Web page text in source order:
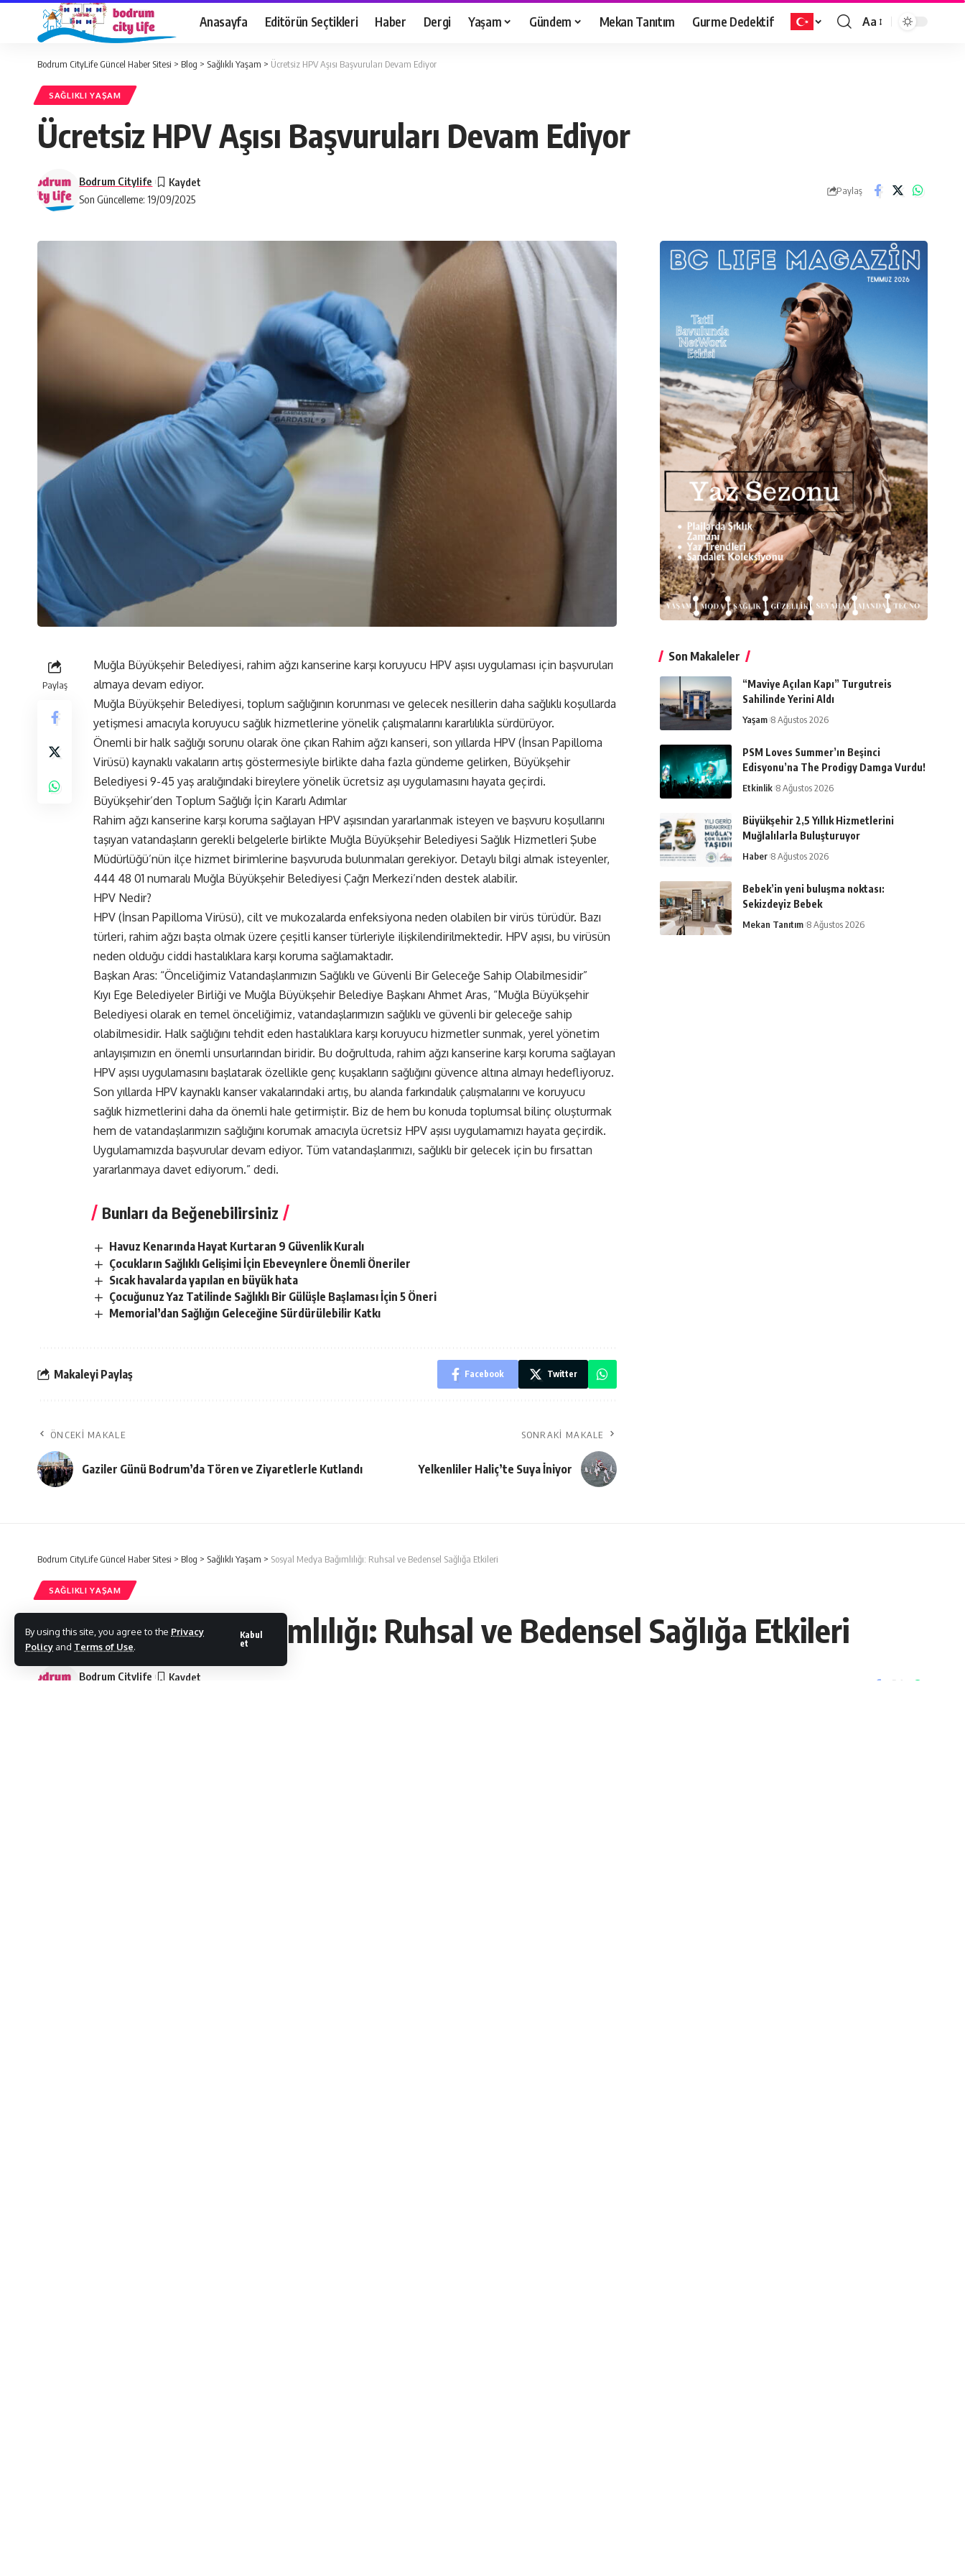
By using this site, you agree to the Privacy
Policy and Terms of Use.
Kabul
et
Anasayfa Editörün Seçtikleri Haber Dergi Yaşam Gündem Mekan Tanıtım Gurme Dedektif Aa
Bodrum CityLife Güncel Haber Sitesi > Blog > Sağlıklı Yaşam > Ücretsiz HPV Aşısı Başvuruları Devam Ediyor
SAĞLIKLI YAŞAM
Ücretsiz HPV Aşısı Başvuruları Devam Ediyor
Son Güncelleme: 19/09/2025
Bodrum Citylife
Paylaş
Paylaş
Muğla Büyükşehir Belediyesi, rahim ağzı kanserine karşı koruyucu HPV aşısı uygulaması için başvuruları
almaya devam ediyor.
Muğla Büyükşehir Belediyesi, toplum sağlığının korunması ve gelecek nesillerin daha sağlıklı koşullarda
yetişmesi amacıyla koruyucu sağlık hizmetlerine yönelik çalışmalarını kararlılıkla sürdürüyor.
Önemli bir halk sağlığı sorunu olarak öne çıkan Rahim ağzı kanseri, son yıllarda HPV (İnsan Papilloma
Virüsü) kaynaklı vakaların artış göstermesiyle birlikte daha fazla gündeme gelirken, Büyükşehir
Belediyesi 9-45 yaş aralığındaki bireylere yönelik ücretsiz aşı uygulamasını hayata geçirdi.
Büyükşehir’den Toplum Sağlığı İçin Kararlı Adımlar
Rahim ağzı kanserine karşı koruma sağlayan HPV aşısından yararlanmak isteyen ve başvuru koşullarını
taşıyan vatandaşların gerekli belgelerle birlikte Muğla Büyükşehir Belediyesi Sağlık Hizmetleri Şube
Müdürlüğü’nün ilçe hizmet birimlerine başvuruda bulunmaları gerekiyor. Detaylı bilgi almak isteyenler,
444 48 01 numaralı Muğla Büyükşehir Belediyesi Çağrı Merkezi’nden destek alabilir.
HPV Nedir?
HPV (İnsan Papilloma Virüsü), cilt ve mukozalarda enfeksiyona neden olabilen bir virüs türüdür. Bazı
türleri, rahim ağzı başta olmak üzere çeşitli kanser türleriyle ilişkilendirilmektedir. HPV aşısı, bu virüsün
neden olduğu ciddi hastalıklara karşı koruma sağlamaktadır.
Başkan Aras: “Önceliğimiz Vatandaşlarımızın Sağlıklı ve Güvenli Bir Geleceğe Sahip Olabilmesidir”
Kıyı Ege Belediyeler Birliği ve Muğla Büyükşehir Belediye Başkanı Ahmet Aras, “Muğla Büyükşehir
Belediyesi olarak en temel önceliğimiz, vatandaşlarımızın sağlıklı ve güvenli bir geleceğe sahip
olabilmesidir. Halk sağlığını tehdit eden hastalıklara karşı koruyucu hizmetler sunmak, yerel yönetim
anlayışımızın en önemli unsurlarından biridir. Bu doğrultuda, rahim ağzı kanserine karşı koruma sağlayan
HPV aşısı uygulamasını başlatarak özellikle genç kuşakların sağlığını güvence altına almayı hedefliyoruz.
Son yıllarda HPV kaynaklı kanser vakalarındaki artış, bu alanda farkındalık çalışmalarını ve koruyucu
sağlık hizmetlerini daha da önemli hale getirmiştir. Biz de hem bu konuda toplumsal bilinç oluşturmak
hem de vatandaşlarımızın sağlığını korumak amacıyla ücretsiz HPV aşısı uygulamamızı hayata geçirdik.
Uygulamamızda başvurular devam ediyor. Tüm vatandaşlarımızı, sağlıklı bir gelecek için bu fırsattan
yararlanmaya davet ediyorum.” dedi.
Bunları da Beğenebilirsiniz
Havuz Kenarında Hayat Kurtaran 9 Güvenlik Kuralı
Çocukların Sağlıklı Gelişimi İçin Ebeveynlere Önemli Öneriler
Sıcak havalarda yapılan en büyük hata
Çocuğunuz Yaz Tatilinde Sağlıklı Bir Gülüşle Başlaması İçin 5 Öneri
Memorial’dan Sağlığın Geleceğine Sürdürülebilir Katkı
Makaleyi Paylaş Facebook Twitter
ÖNCEKI MAKALE
Gaziler Günü Bodrum’da Tören ve Ziyaretlerle Kutlandı
SONRAKI MAKALE
Yelkenliler Haliç’te Suya İniyor
Son Makaleler
“Maviye Açılan Kapı” Turgutreis
Sahilinde Yerini Aldı
Yaşam 8 Ağustos 2026
PSM Loves Summer’ın Beşinci
Edisyonu’na The Prodigy Damga Vurdu!
Etkinlik 8 Ağustos 2026
Büyükşehir 2,5 Yıllık Hizmetlerini
Muğlalılarla Buluşturuyor
Haber 8 Ağustos 2026
Bebek’in yeni buluşma noktası:
Sekizdeyiz Bebek
Mekan Tanıtım 8 Ağustos 2026
Bodrum CityLife Güncel Haber Sitesi > Blog > Sağlıklı Yaşam > Sosyal Medya Bağımlılığı: Ruhsal ve Bedensel Sağlığa Etkileri
SAĞLIKLI YAŞAM
Sosyal Medya Bağımlılığı: Ruhsal ve Bedensel Sağlığa Etkileri
Bodrum Citylife